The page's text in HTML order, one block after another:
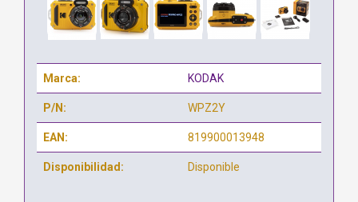
Marca: KODAK
P/N: WPZ2Y
EAN: 819900013948
Disponibilidad: Disponible